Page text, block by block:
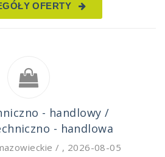
OFERTY
- handlowy /
- handlowa
/ , 2026-08-05